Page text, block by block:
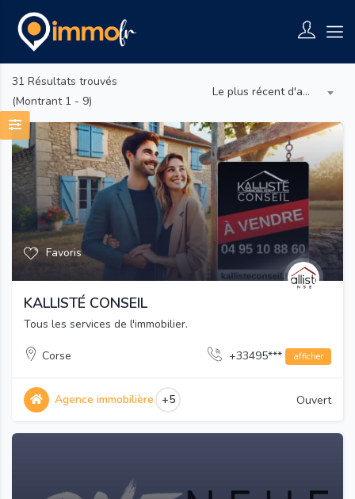
31 Résultats trouvés
(Montrant 1 - 9)
Le plus récent d'abord
Favoris
KALLISTÉ CONSEIL
Tous les services de l'immobilier.
Corse +33495*** afficher
Agence immobilière +5 Ouvert